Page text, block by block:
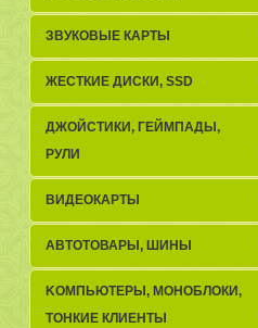
ЗВУКОВЫЕ КАРТЫ
ЖЕСТКИЕ ДИСКИ, SSD
ДЖОЙСТИКИ, ГЕЙМПАДЫ,
РУЛИ
ВИДЕОКАРТЫ
АВТОТОВАРЫ, ШИНЫ
KОМПЬЮТЕРЫ, МОНОБЛОКИ,
ТОНКИЕ КЛИЕНТЫ